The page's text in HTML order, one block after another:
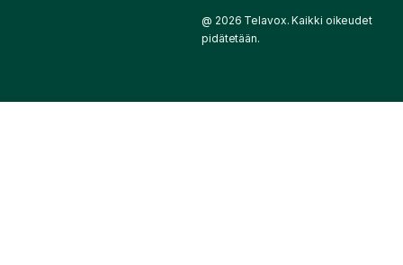
@ 2026 Telavox. Kaikki oikeudet
pidätetään.